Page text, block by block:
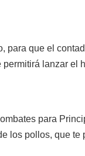
para que el
lanzar el
para
los pollos, que